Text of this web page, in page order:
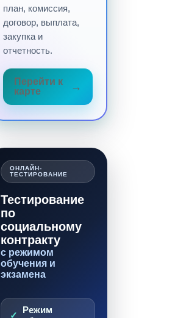
план, комиссия,
договор, выплата,
закупка и
отчетность.
Перейти к
карте
ОНЛАЙН-
ТЕСТИРОВАНИЕ
Тестирование
по
социальному
контракту
с режимом
обучения и
экзамена
Режим